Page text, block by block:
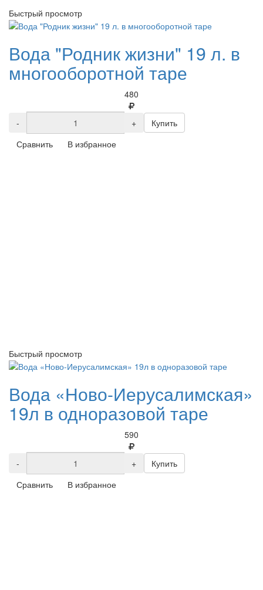
Быстрый просмотр
Вода "Родник жизни" 19 л. в
многооборотной таре
480
- +
Купить
Сравнить
В избранное
Быстрый просмотр
Вода «Ново-Иерусалимская»
19л в одноразовой таре
590
- +
Купить
Сравнить
В избранное